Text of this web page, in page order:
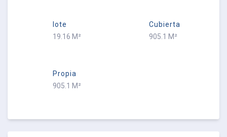
lote
19.16 M²
Cubierta
905.1 M²
Propia
905.1 M²